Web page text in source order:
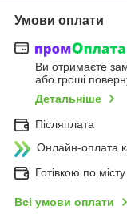
Умови оплати
Ви отримаєте
або гроші
Детальніше
Післяплата
Онлайн-оплата
Готівкою по
Всі умови оплати